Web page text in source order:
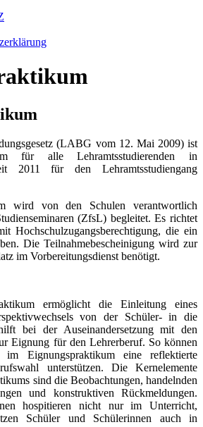
(LABG vom 12. Mai 2009) ist
für alle Lehramtsstudierenden in
2011 für den Lehramtsstudiengang
wird von den Schulen verantwortlich
(ZfsL) begleitet. Es richtet
Hochschulzugangsberechtigung, die ein
Die Teilnahmebescheinigung wird zur
im Vorbereitungsdienst benötigt.
ermöglicht die Einleitung eines
von der Schüler- in die
bei der Auseinandersetzung mit den
Eignung für den Lehrerberuf. So können
im Eignungspraktikum eine reflektierte
unterstützen. Die Kernelemente
sind die Beobachtungen, handelnden
und konstruktiven Rückmeldungen.
hospitieren nicht nur im Unterricht,
Schüler und Schülerinnen auch in